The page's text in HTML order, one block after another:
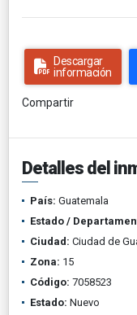
Descargar
información
Compartir
Detalles del
País: Guatemala
Estado /
Ciudad: Ciudad de
Zona: 15
Código: 7058523
Estado: Nuevo